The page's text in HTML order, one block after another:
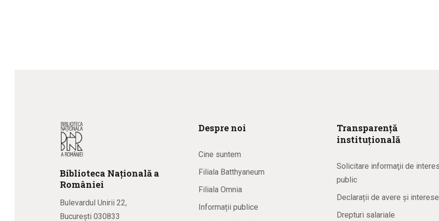
Biblioteca Națională a
României
Bulevardul Unirii 22,
București 030833
Despre noi
Cine suntem
Filiala Batthyaneum
Filiala Omnia
Informații publice
Transparență
instituțională
Solicitare informaţii de
public
Declarații de avere și interese
Drepturi salariale